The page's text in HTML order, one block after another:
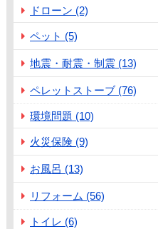
ドローン (2)
ペット (5)
地震・耐震・制震 (13)
ペレットストーブ (76)
環境問題 (10)
火災保険 (9)
お風呂 (13)
リフォーム (56)
トイレ (6)